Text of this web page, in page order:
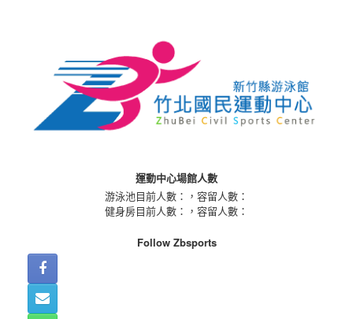
運動中心場館人數
游泳池目前人數：
，容留人數：
健身房目前人數：
，容留人數：
Follow Zbsports